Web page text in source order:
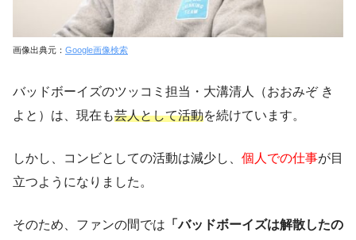
画像出典元： Google画像検索
バッドボーイズのツッコミ担当・大溝清人（おおみぞ き
よと）は、現在も芸人として活動を続けています。
しかし、コンビとしての活動は減少し、 個人での仕事が目
立つようになりました。
そのため、ファンの間では 「バッドボーイズは解散したの